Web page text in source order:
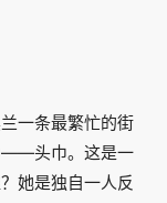
一条最繁忙的街
——头巾。这是一
她是独自一人反